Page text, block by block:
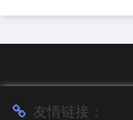
友情链接：